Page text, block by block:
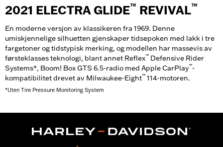
2021 ELECTRA GLIDE™ REVIVAL™
En moderne versjon av klassikeren fra 1969. Denne
umiskjennelige silhuetten gjenskaper tidsepoken med lakk i tre
fargetoner og tidstypisk merking, og modellen har massevis av
førsteklasses teknologi, blant annet Reflex™ Defensive Rider
Systems*, Boom! Box GTS 6.5-radio med Apple CarPlay™-
kompatibilitet drevet av Milwaukee-Eight™ 114-motoren.
*Uten Tire Pressure Monitoring System